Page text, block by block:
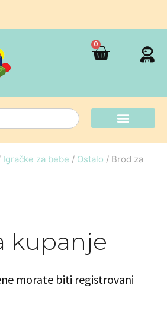
0
Igračke za bebe / Ostalo / Brod za
kupanje
morate biti registrovani